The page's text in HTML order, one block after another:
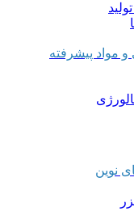
مواد پیشرفته
نوین